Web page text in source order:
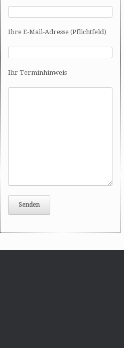
Ihre E-Mail-Adresse (Pflichtfeld)
Ihr Terminhinweis